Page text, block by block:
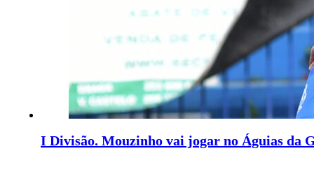
I Divisão. Mouzinho vai jogar no Águias da